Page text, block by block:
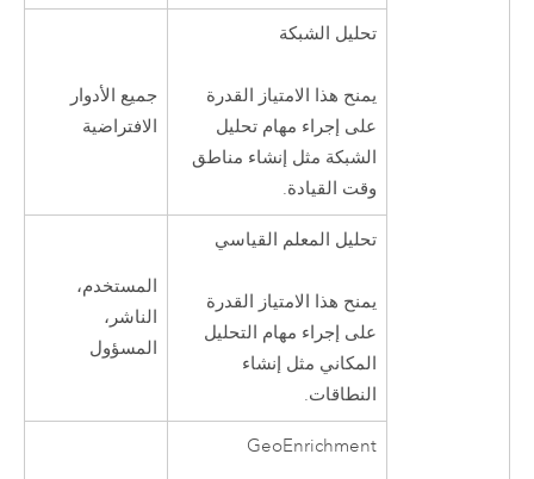
تحليل الشبكة
يمنح هذا الامتياز القدرة
على إجراء مهام تحليل
الشبكة مثل إنشاء مناطق
وقت القيادة.
جميع الأدوار
الافتراضية
تحليل المعلم القياسي
يمنح هذا الامتياز القدرة
على إجراء مهام التحليل
المكاني مثل إنشاء
النطاقات.
المستخدم،
الناشر،
المسؤول
GeoEnrichment